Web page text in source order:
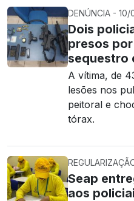
DENÚNCIA -
Dois
presos
sequestro
A vítima, de
lesões nos
peitoral e
tórax.
Seap
aos